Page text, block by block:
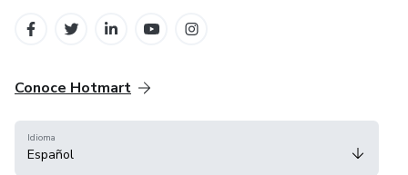
Conoce Hotmart
Idioma
Español